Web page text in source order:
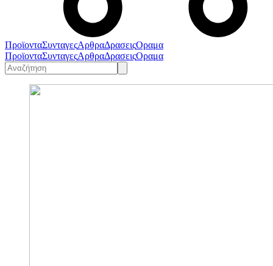
ΠροϊονταΣυνταγεςΑρθραΔρασειςΟραμα
ΠροϊονταΣυνταγεςΑρθραΔρασειςΟραμα